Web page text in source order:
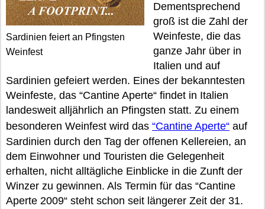
Sardinien feiert an Pfingsten
Weinfest
Dementsprechend
groß ist die Zahl der
Weinfeste, die das
ganze Jahr über in
Italien und auf
Sardinien gefeiert werden. Eines der bekanntesten
Weinfeste, das “Cantine Aperte“ findet in Italien
landesweit alljährlich an Pfingsten statt. Zu einem
besonderen Weinfest wird das “Cantine Aperte“ auf
Sardinien durch den Tag der offenen Kellereien, an
dem Einwohner und Touristen die Gelegenheit
erhalten, nicht alltägliche Einblicke in die Zunft der
Winzer zu gewinnen. Als Termin für das “Cantine
Aperte 2009“ steht schon seit längerer Zeit der 31.